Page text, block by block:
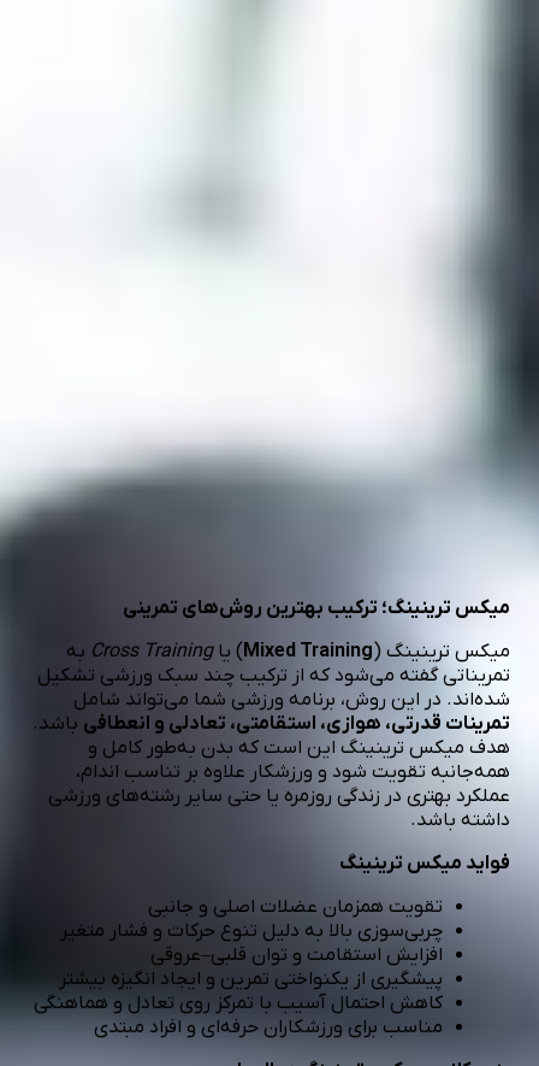
هزینه رزروباشگاه میکس ترینینگ در تهران چقدره
میکس ترینینگ؛ ترکیب بهترین روش‌های تمرینی
میکس ترینینگ (Mixed Training) یاCross Training به
تمریناتی گفته می‌شود که از ترکیب چند سبک ورزشی تشکیل
شده‌اند. در این روش، برنامه ورزشی شما می‌تواند شامل
تمرینات قدرتی، هوازی، استقامتی، تعادلی و انعطافی باشد.
هدف میکس ترینینگ این است که بدن به‌طور کامل و
همه‌جانبه تقویت شود و ورزشکار علاوه بر تناسب اندام،
عملکرد بهتری در زندگی روزمره یا حتی سایر رشته‌های ورزشی
داشته باشد.
فواید میکس ترینینگ
تقویت همزمان عضلات اصلی و جانبی
چربی‌سوزی بالا به دلیل تنوع حرکات و فشار متغیر
افزایش استقامت و توان قلبی–عروقی
پیشگیری از یکنواختی تمرین و ایجاد انگیزه بیشتر
کاهش احتمال آسیب با تمرکز روی تعادل و هماهنگی
مناسب برای ورزشکاران حرفه‌ای و افراد مبتدی